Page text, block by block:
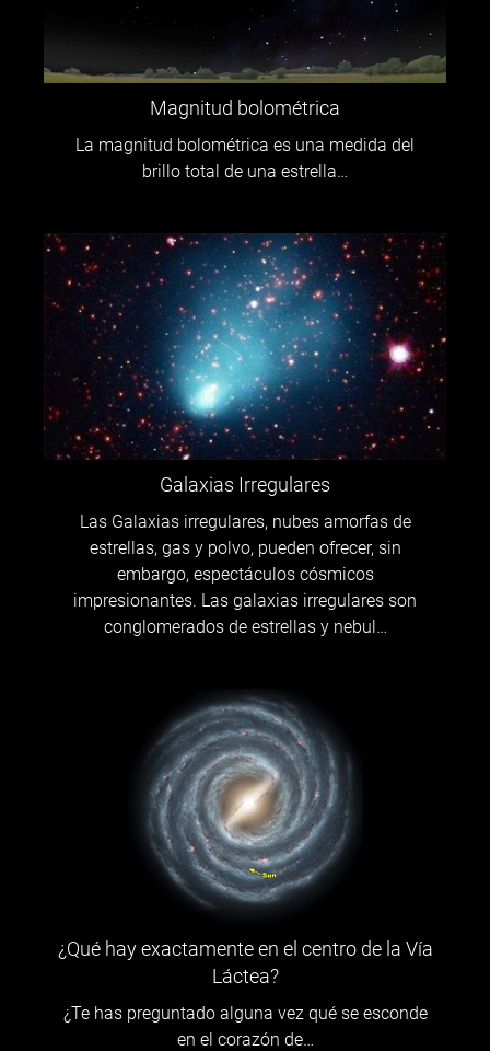
Magnitud bolométrica
La magnitud bolométrica es una medida del
brillo total de una estrella…
Galaxias Irregulares
Las Galaxias irregulares, nubes amorfas de
estrellas, gas y polvo, pueden ofrecer, sin
embargo, espectáculos cósmicos
impresionantes. Las galaxias irregulares son
conglomerados de estrellas y nebul…
¿Qué hay exactamente en el centro de la Vía
Láctea?
¿Te has preguntado alguna vez qué se esconde
en el corazón de…